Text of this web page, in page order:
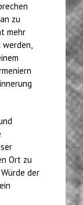
zu
mehr
Ort zu
der